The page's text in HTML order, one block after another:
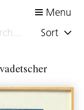
Menu
Sort